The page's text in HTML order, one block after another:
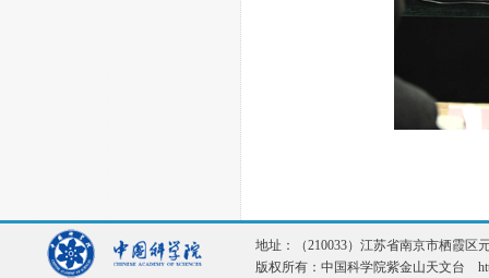
地址：（210033）江苏省南京市栖霞
版权所有：中国科学院紫金山天文台